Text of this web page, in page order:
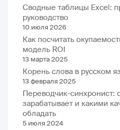
Сводные таблицы Excel:
руководство
10 июля 2026
Как посчитать
модель ROI
13 марта 2025
Корень слова в русском
13 февраля 2025
Переводчик-синхронист:
зарабатывает и какими
обладать
5 июля 2024